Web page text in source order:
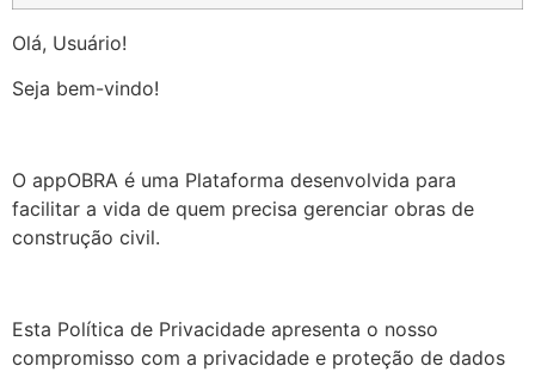
Materiais Gratuítos
(11) 3042-5698
Olá, Usuário!
Seja bem-vindo!
O appOBRA é uma Plataforma desenvolvida para
facilitar a vida de quem precisa gerenciar obras de
construção civil.
Esta Política de Privacidade apresenta o nosso
compromisso com a privacidade e proteção de dados